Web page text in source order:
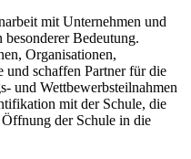
mit Unternehmen und
Bedeutung.
Organisationen,
und schaffen Partner für die
und Wettbewerbsteilnahmen
mit der Schule, die
der Schule in die